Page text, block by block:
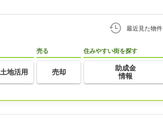
最近見た物件
土地活用
売る
売却
住みやすい街を探す
助成金
情報